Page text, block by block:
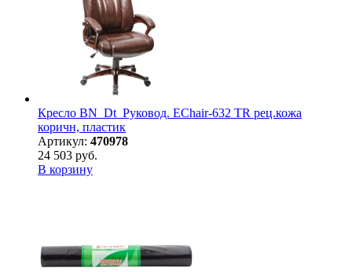
Кресло BN_Dt_Руковод. EChair-632 TR рец.кожа
коричн, пластик
Артикул: 470978
24 503 руб.
В корзину